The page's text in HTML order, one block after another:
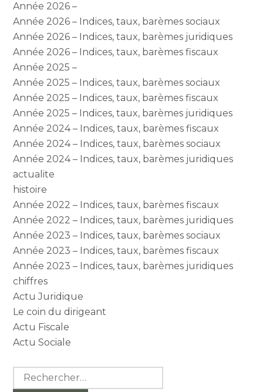
Année 2026 –
Année 2026 – Indices, taux, barèmes sociaux
Année 2026 – Indices, taux, barèmes juridiques
Année 2026 – Indices, taux, barèmes fiscaux
Année 2025 –
Année 2025 – Indices, taux, barèmes sociaux
Année 2025 – Indices, taux, barèmes fiscaux
Année 2025 – Indices, taux, barèmes juridiques
Année 2024 – Indices, taux, barèmes fiscaux
Année 2024 – Indices, taux, barèmes sociaux
Année 2024 – Indices, taux, barèmes juridiques
actualite
histoire
Année 2022 – Indices, taux, barèmes fiscaux
Année 2022 – Indices, taux, barèmes juridiques
Année 2023 – Indices, taux, barèmes sociaux
Année 2023 – Indices, taux, barèmes fiscaux
Année 2023 – Indices, taux, barèmes juridiques
chiffres
Actu Juridique
Le coin du dirigeant
Actu Fiscale
Actu Sociale
Rechercher :